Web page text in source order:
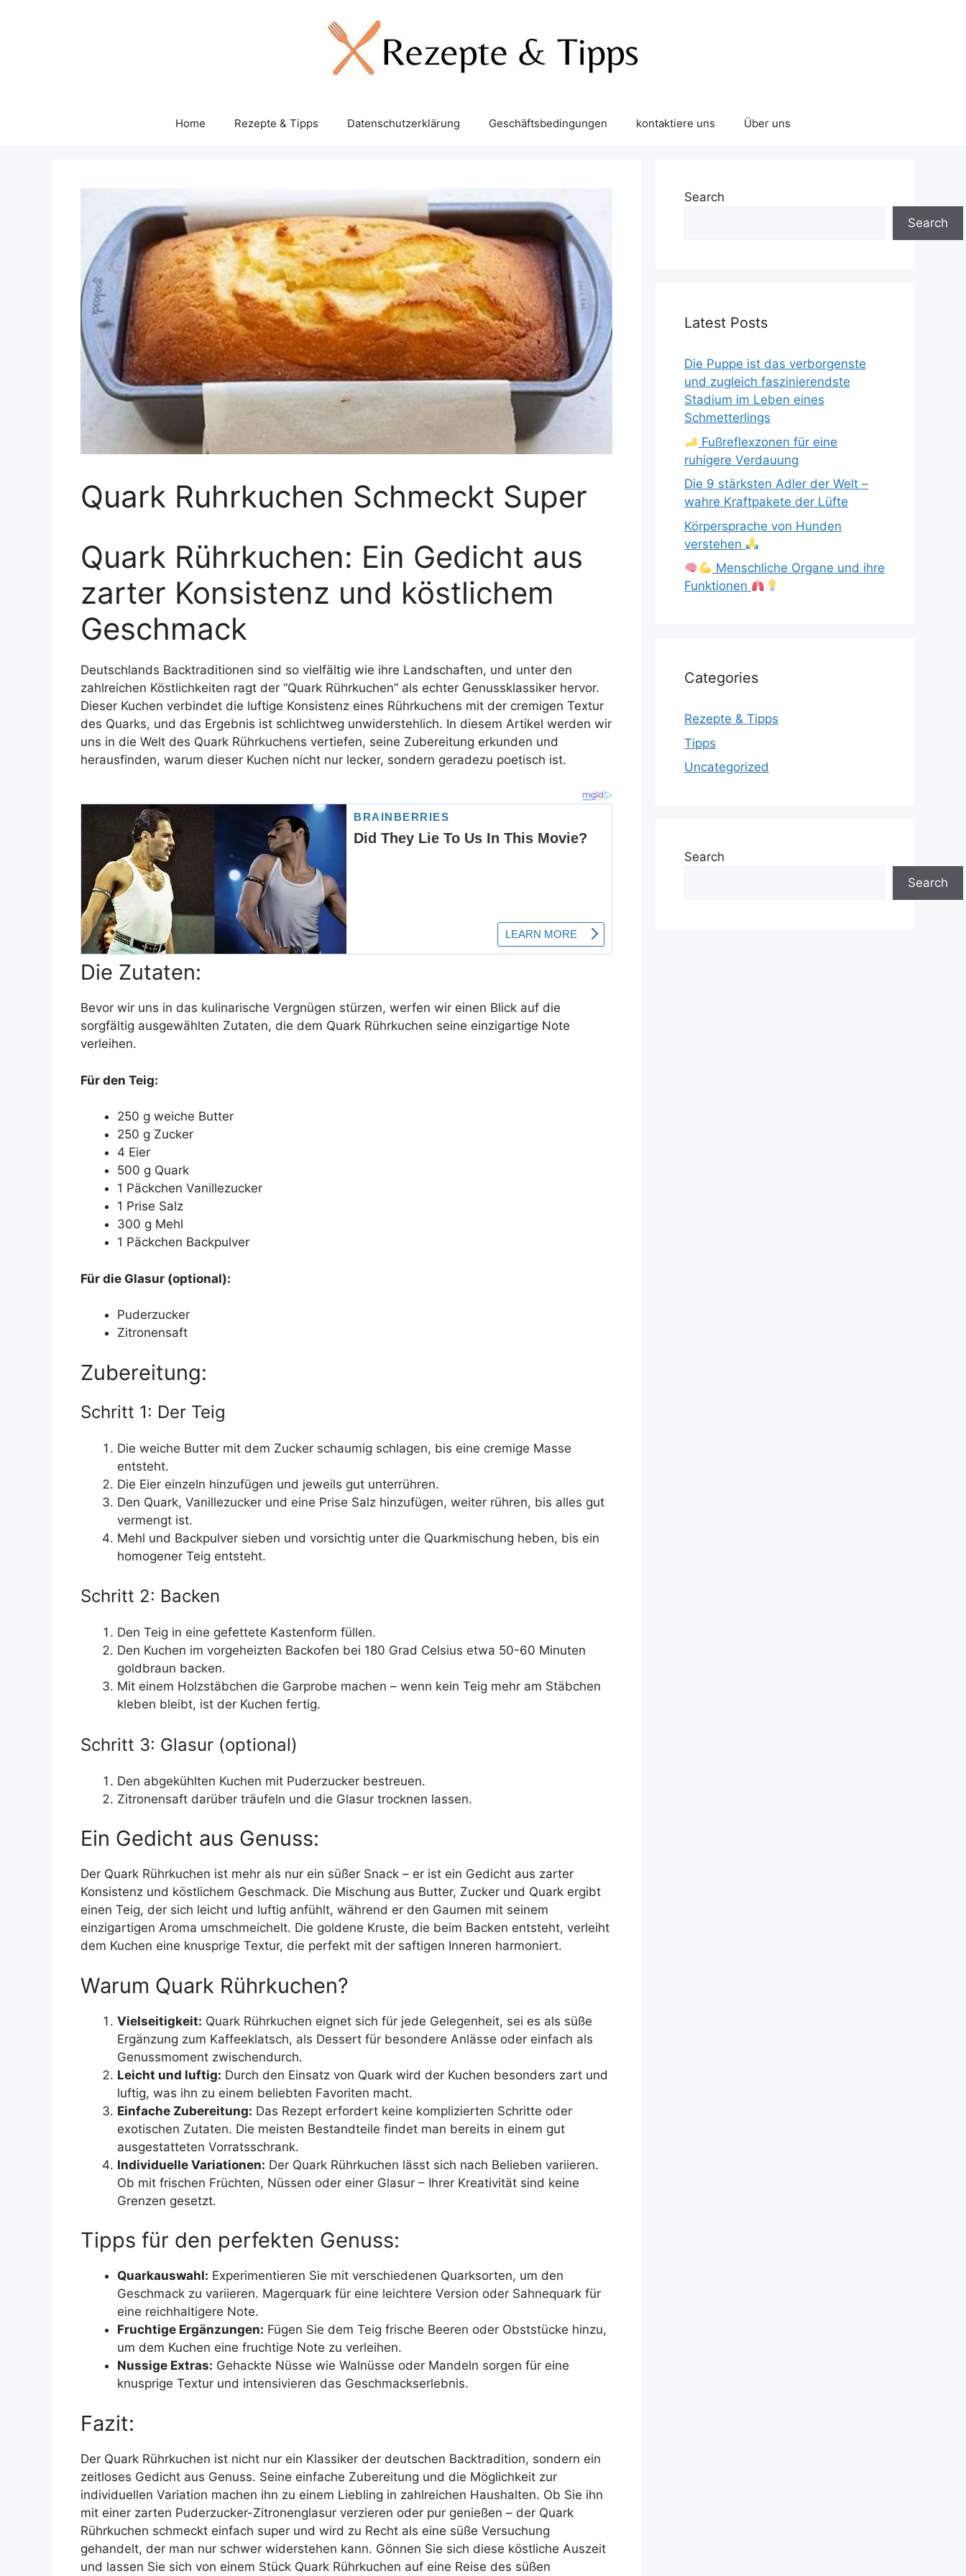
Home Rezepte & Tipps Datenschutzerklärung Geschäftsbedingungen kontaktiere uns Über uns
Quark Ruhrkuchen Schmeckt Super
Quark Rührkuchen: Ein Gedicht aus
zarter Konsistenz und köstlichem
Geschmack
Deutschlands Backtraditionen sind so vielfältig wie ihre Landschaften, und unter den
zahlreichen Köstlichkeiten ragt der “Quark Rührkuchen” als echter Genussklassiker hervor.
Dieser Kuchen verbindet die luftige Konsistenz eines Rührkuchens mit der cremigen Textur
des Quarks, und das Ergebnis ist schlichtweg unwiderstehlich. In diesem Artikel werden wir
uns in die Welt des Quark Rührkuchens vertiefen, seine Zubereitung erkunden und
herausfinden, warum dieser Kuchen nicht nur lecker, sondern geradezu poetisch ist.
Die Zutaten:
Bevor wir uns in das kulinarische Vergnügen stürzen, werfen wir einen Blick auf die
sorgfältig ausgewählten Zutaten, die dem Quark Rührkuchen seine einzigartige Note
verleihen.
Für den Teig:
250 g weiche Butter
250 g Zucker
4 Eier
500 g Quark
1 Päckchen Vanillezucker
1 Prise Salz
300 g Mehl
1 Päckchen Backpulver
Für die Glasur (optional):
Puderzucker
Zitronensaft
Zubereitung:
Schritt 1: Der Teig
Die weiche Butter mit dem Zucker schaumig schlagen, bis eine cremige Masse
entsteht.
Die Eier einzeln hinzufügen und jeweils gut unterrühren.
Den Quark, Vanillezucker und eine Prise Salz hinzufügen, weiter rühren, bis alles gut
vermengt ist.
Mehl und Backpulver sieben und vorsichtig unter die Quarkmischung heben, bis ein
homogener Teig entsteht.
Schritt 2: Backen
Den Teig in eine gefettete Kastenform füllen.
Den Kuchen im vorgeheizten Backofen bei 180 Grad Celsius etwa 50-60 Minuten
goldbraun backen.
Mit einem Holzstäbchen die Garprobe machen – wenn kein Teig mehr am Stäbchen
kleben bleibt, ist der Kuchen fertig.
Schritt 3: Glasur (optional)
Den abgekühlten Kuchen mit Puderzucker bestreuen.
Zitronensaft darüber träufeln und die Glasur trocknen lassen.
Ein Gedicht aus Genuss:
Der Quark Rührkuchen ist mehr als nur ein süßer Snack – er ist ein Gedicht aus zarter
Konsistenz und köstlichem Geschmack. Die Mischung aus Butter, Zucker und Quark ergibt
einen Teig, der sich leicht und luftig anfühlt, während er den Gaumen mit seinem
einzigartigen Aroma umschmeichelt. Die goldene Kruste, die beim Backen entsteht, verleiht
dem Kuchen eine knusprige Textur, die perfekt mit der saftigen Inneren harmoniert.
Warum Quark Rührkuchen?
Vielseitigkeit: Quark Rührkuchen eignet sich für jede Gelegenheit, sei es als süße
Ergänzung zum Kaffeeklatsch, als Dessert für besondere Anlässe oder einfach als
Genussmoment zwischendurch.
Leicht und luftig: Durch den Einsatz von Quark wird der Kuchen besonders zart und
luftig, was ihn zu einem beliebten Favoriten macht.
Einfache Zubereitung: Das Rezept erfordert keine komplizierten Schritte oder
exotischen Zutaten. Die meisten Bestandteile findet man bereits in einem gut
ausgestatteten Vorratsschrank.
Individuelle Variationen: Der Quark Rührkuchen lässt sich nach Belieben variieren.
Ob mit frischen Früchten, Nüssen oder einer Glasur – Ihrer Kreativität sind keine
Grenzen gesetzt.
Tipps für den perfekten Genuss:
Quarkauswahl: Experimentieren Sie mit verschiedenen Quarksorten, um den
Geschmack zu variieren. Magerquark für eine leichtere Version oder Sahnequark für
eine reichhaltigere Note.
Fruchtige Ergänzungen: Fügen Sie dem Teig frische Beeren oder Obststücke hinzu,
um dem Kuchen eine fruchtige Note zu verleihen.
Nussige Extras: Gehackte Nüsse wie Walnüsse oder Mandeln sorgen für eine
knusprige Textur und intensivieren das Geschmackserlebnis.
Fazit:
Der Quark Rührkuchen ist nicht nur ein Klassiker der deutschen Backtradition, sondern ein
zeitloses Gedicht aus Genuss. Seine einfache Zubereitung und die Möglichkeit zur
individuellen Variation machen ihn zu einem Liebling in zahlreichen Haushalten. Ob Sie ihn
mit einer zarten Puderzucker-Zitronenglasur verzieren oder pur genießen – der Quark
Rührkuchen schmeckt einfach super und wird zu Recht als eine süße Versuchung
gehandelt, der man nur schwer widerstehen kann. Gönnen Sie sich diese köstliche Auszeit
und lassen Sie sich von einem Stück Quark Rührkuchen auf eine Reise des süßen
Search
Search
Latest Posts
Die Puppe ist das verborgenste
und zugleich faszinierendste
Stadium im Leben eines
Schmetterlings
Fußreflexzonen für eine
ruhigere Verdauung
Die 9 stärksten Adler der Welt –
wahre Kraftpakete der Lüfte
Körpersprache von Hunden
verstehen
Menschliche Organe und ihre
Funktionen
Categories
Rezepte & Tipps
Tipps
Uncategorized
Search
Search